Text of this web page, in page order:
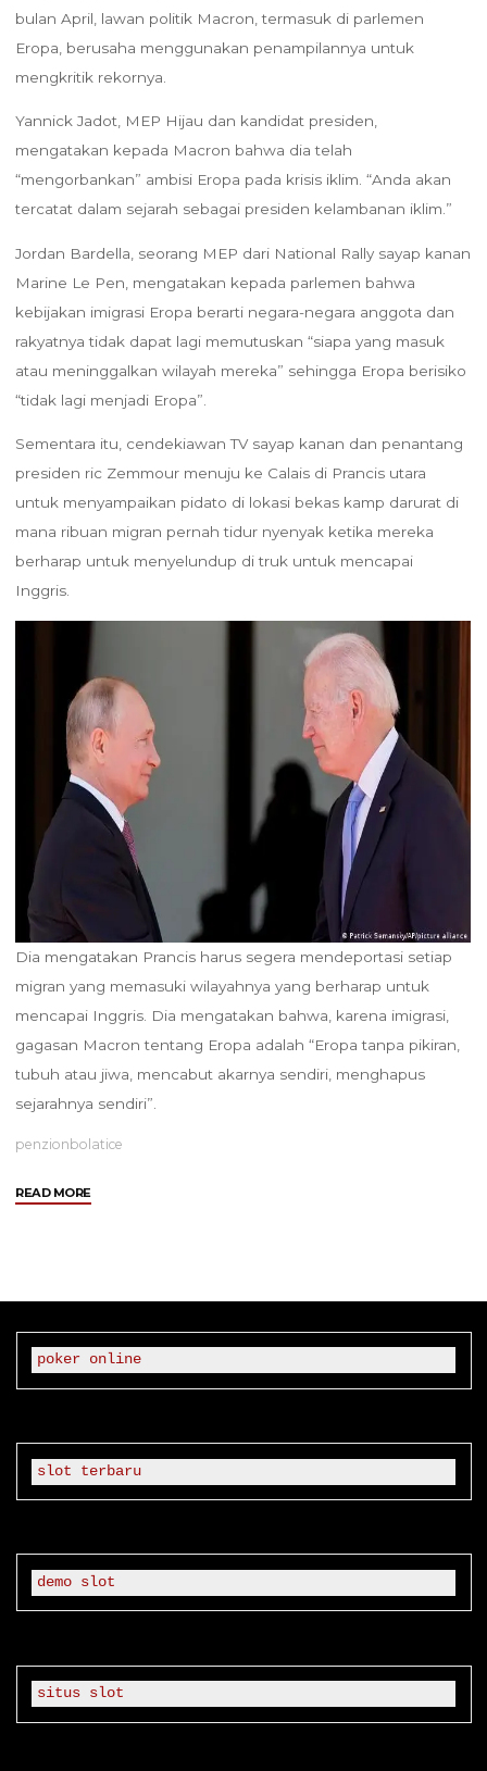
bulan April, lawan politik Macron, termasuk di parlemen
Eropa, berusaha menggunakan penampilannya untuk
mengkritik rekornya.
Yannick Jadot, MEP Hijau dan kandidat presiden,
mengatakan kepada Macron bahwa dia telah
“mengorbankan” ambisi Eropa pada krisis iklim. “Anda akan
tercatat dalam sejarah sebagai presiden kelambanan iklim.”
Jordan Bardella, seorang MEP dari National Rally sayap kanan
Marine Le Pen, mengatakan kepada parlemen bahwa
kebijakan imigrasi Eropa berarti negara-negara anggota dan
rakyatnya tidak dapat lagi memutuskan “siapa yang masuk
atau meninggalkan wilayah mereka” sehingga Eropa berisiko
“tidak lagi menjadi Eropa”.
Sementara itu, cendekiawan TV sayap kanan dan penantang
presiden ric Zemmour menuju ke Calais di Prancis utara
untuk menyampaikan pidato di lokasi bekas kamp darurat di
mana ribuan migran pernah tidur nyenyak ketika mereka
berharap untuk menyelundup di truk untuk mencapai
Inggris.
Dia mengatakan Prancis harus segera mendeportasi setiap
migran yang memasuki wilayahnya yang berharap untuk
mencapai Inggris. Dia mengatakan bahwa, karena imigrasi,
gagasan Macron tentang Eropa adalah “Eropa tanpa pikiran,
tubuh atau jiwa, mencabut akarnya sendiri, menghapus
sejarahnya sendiri”.
penzionbolatice
READ MORE"UE
Mengenai
Ukraina"
poker online
slot terbaru
demo slot
situs slot